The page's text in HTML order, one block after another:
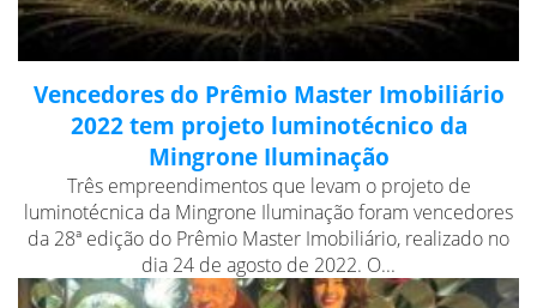
Vencedores do Prêmio Master Imobiliário
2022 tem projeto luminotécnico da
Mingrone Iluminação
Três empreendimentos que levam o projeto de
luminotécnica da Mingrone Iluminação foram vencedores
da 28ª edição do Prêmio Master Imobiliário, realizado no
dia 24 de agosto de 2022. O...